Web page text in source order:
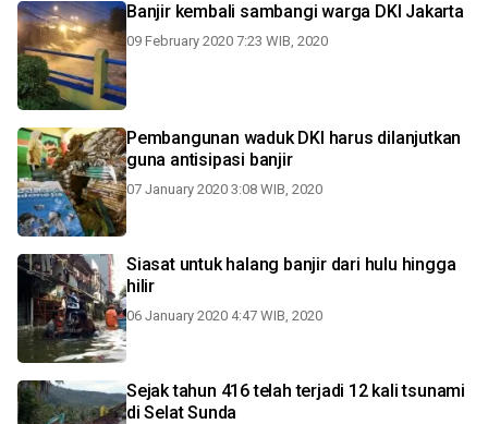
Banjir kembali sambangi warga DKI Jakarta
09 February 2020 7:23 WIB, 2020
Pembangunan waduk DKI harus dilanjutkan
guna antisipasi banjir
07 January 2020 3:08 WIB, 2020
Siasat untuk halang banjir dari hulu hingga
hilir
06 January 2020 4:47 WIB, 2020
Sejak tahun 416 telah terjadi 12 kali tsunami
di Selat Sunda